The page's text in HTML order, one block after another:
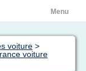
Menu
voiture >
voiture